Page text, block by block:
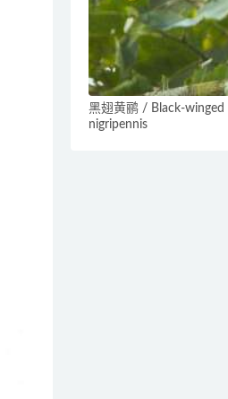
黑翅黄鹂 / Black-
nigripennis